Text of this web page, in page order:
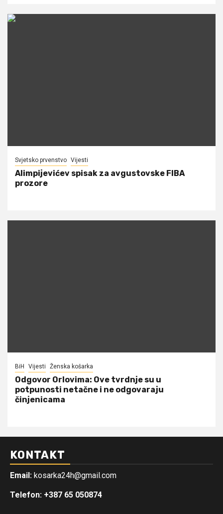
Svjetsko prvenstvo Vijesti
Alimpijevićev spisak za avgustovske FIBA
prozore
BiH Vijesti Ženska košarka
Odgovor Orlovima: ​Ove tvrdnje su u
potpunosti netačne i ne odgovaraju
činjenicama
KONTAKT
Email: kosarka24h@gmail.com
Telefon: +387 65 050874